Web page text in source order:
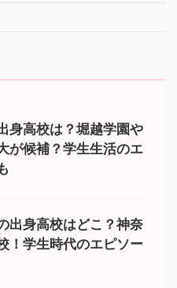
身高校は？堀越学園や
が候補？学生生活のエ
出身高校はどこ？神奈
！学生時代のエピソー